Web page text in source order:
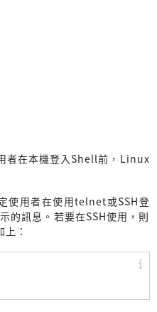
者在本機登入Shell前，Linux
使用者在使用telnet或SSH登
的訊息。若要在SSH使用，則
：